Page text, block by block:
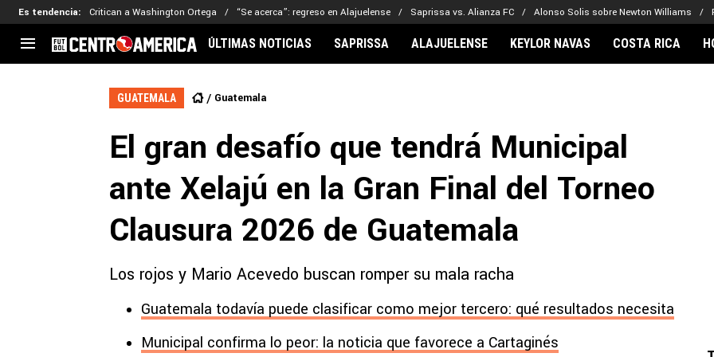
Es tendencia: Critican a Washington Ortega “Se acerca”: regreso en Alajuelense Saprissa vs. Alianza FC Alonso Solis sobre Newton Williams
CENTROAMÉRICA
El Salvador
CONCACAF
Liga de Naciones
Copa de Campeones
Copa Centroamericana
MLS
Kervin Arriaga
Adalberto Carrasquilla
Nathaniel Méndez-Laing
Alajuelense
Comunicaciones
Olimpia
Real Estelí
Real Madrid
ÚLTIMAS NOTICIAS SAPRISSA ALAJUELENSE KEYLOR NAVAS COSTA RICA
GUATEMALA Guatemala
El gran desafío que tendrá Municipal
ante Xelajú en la Gran Final del Torneo
Clausura 2026 de Guatemala
Los rojos y Mario Acevedo buscan romper su mala racha
Guatemala todavía puede clasificar como mejor tercero: qué resultados necesita
Municipal confirma lo peor: la noticia que favorece a Cartaginés